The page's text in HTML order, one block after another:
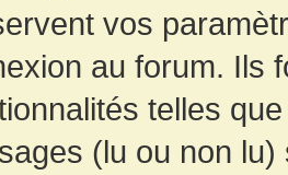
vos
au forum. Ils
telles
(lu ou non